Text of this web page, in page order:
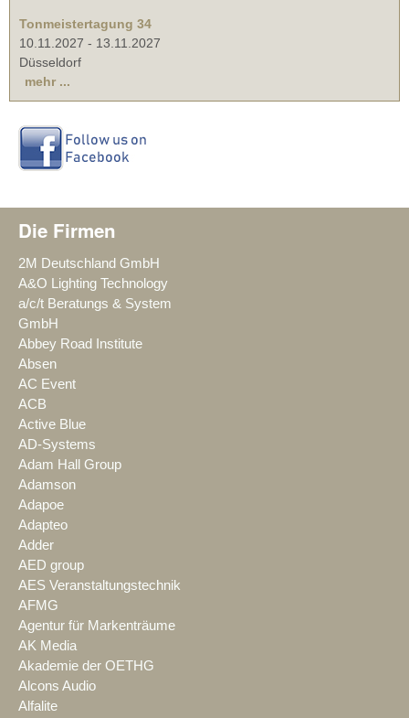
Tonmeistertagung 34
10.11.2027 - 13.11.2027
Düsseldorf
mehr ...
Die Firmen
2M Deutschland GmbH
A&O Lighting Technology
a/c/t Beratungs & System
GmbH
Abbey Road Institute
Absen
AC Event
ACB
Active Blue
AD-Systems
Adam Hall Group
Adamson
Adapoe
Adapteo
Adder
AED group
AES Veranstaltungstechnik
AFMG
Agentur für Markenträume
AK Media
Akademie der OETHG
Alcons Audio
Alfalite